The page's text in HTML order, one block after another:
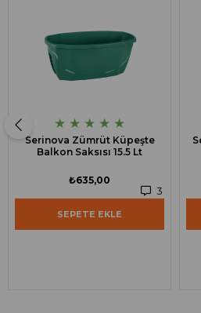
★ ★ ★ ★ ★
Serinova Zümrüt Küpeşte
Balkon Saksısı 15.5 Lt
3
₺635,00
SEPETE EKLE